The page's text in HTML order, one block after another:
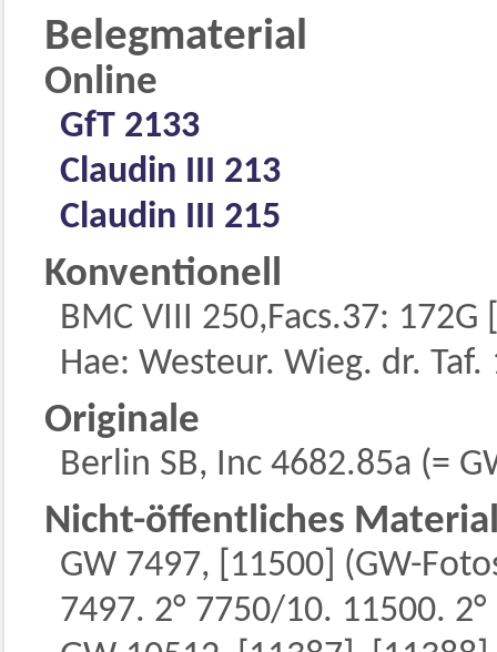
Belegmaterial
Online
GfT 2133
Claudin III 213
Claudin III 215
Konventionell
BMC VIII 250,Facs.37: 172G
Hae: Westeur. Wieg. dr.
Originale
Berlin SB, Inc 4682.85a (=
Nicht-öffentliches
GW 7497, [11500] (GW-
7497. 2° 7750/10. 11500.